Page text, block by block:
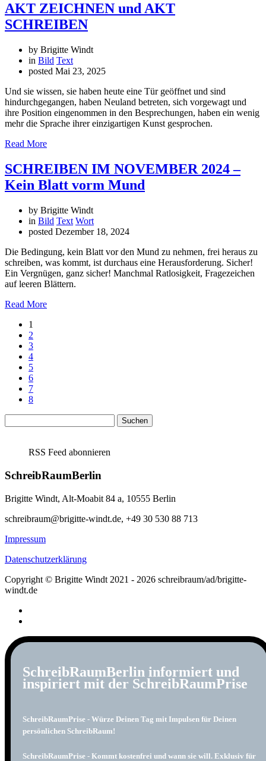
AKT ZEICHNEN und AKT
SCHREIBEN
by Brigitte Windt
in Bild Text
posted Mai 23, 2025
Und sie wissen, sie haben heute eine Tür geöffnet und sind
hindurchgegangen, haben Neuland betreten, sich vorgewagt und
ihre Position eingenommen in den Besprechungen, haben ein wenig
mehr die Sprache ihrer einzigartigen Kunst gesprochen.
Read More
SCHREIBEN IM NOVEMBER 2024 –
Kein Blatt vorm Mund
by Brigitte Windt
in Bild Text Wort
posted Dezember 18, 2024
Die Bedingung, kein Blatt vor den Mund zu nehmen, frei heraus zu
schreiben, was kommt, ist durchaus eine Herausforderung. Sicher!
Ein Vergnügen, ganz sicher! Manchmal Ratlosigkeit, Fragezeichen
auf leeren Blättern.
Read More
1
2
3
4
5
6
7
8
nach:
RSS Feed abonnieren
SchreibRaumBerlin
Brigitte Windt, Alt-Moabit 84 a, 10555 Berlin
schreibraum@brigitte-windt.de, +49 30 530 88 713
Impressum
Datenschutzerklärung
Copyright © Brigitte Windt 2021 - 2026 schreibraum/ad/brigitte-
windt.de
SchreibRaumBerlin informiert und
inspiriert mit der SchreibRaumPrise
SchreibRaumPrise - Würze Deinen Tag mit Impulsen für Deinen
persönlichen SchreibRaum!
SchreibRaumPrise - Kommt kostenfrei und wann sie will. Exklusiv für